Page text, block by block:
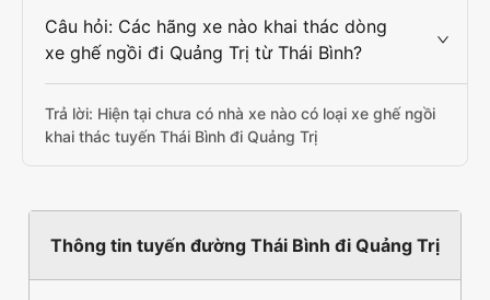
Câu hỏi: Các hãng xe nào khai thác dòng
xe ghế ngồi đi Quảng Trị từ Thái Bình?
Trả lời: Hiện tại chưa có nhà xe nào có loại xe ghế ngồi
khai thác tuyến Thái Bình đi Quảng Trị
Thông tin tuyến đường Thái Bình đi Quảng Trị